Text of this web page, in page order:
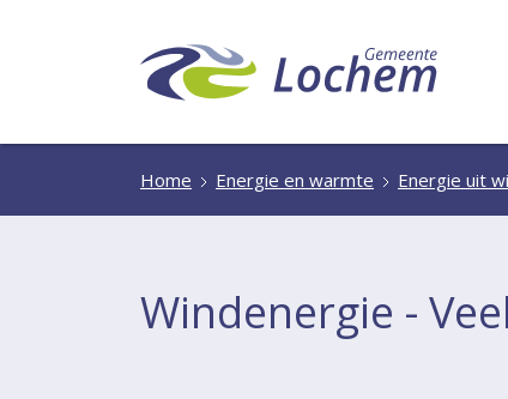
Home Energie en warmte Energie uit
Windenergie -